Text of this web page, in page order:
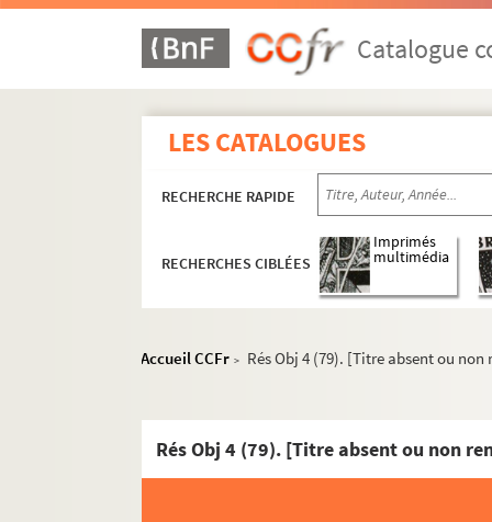
Catalogue
LES CATALOGUES
RECHERCHE RAPIDE
RECHERCHES CIBLÉES
Imprimés
multimédia
Accueil CCFr > Rés Obj 4 (79). [Titre absent ou non
Rés Obj 4 (79). [Titre absent ou non